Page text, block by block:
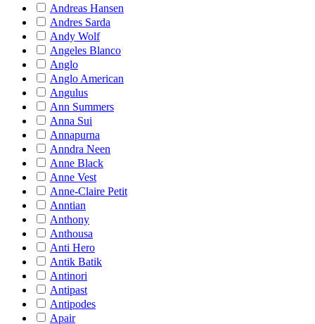
Andreas Hansen
Andres Sarda
Andy Wolf
Angeles Blanco
Anglo
Anglo American
Angulus
Ann Summers
Anna Sui
Annapurna
Anndra Neen
Anne Black
Anne Vest
Anne-Claire Petit
Anntian
Anthony
Anthousa
Anti Hero
Antik Batik
Antinori
Antipast
Antipodes
Apair